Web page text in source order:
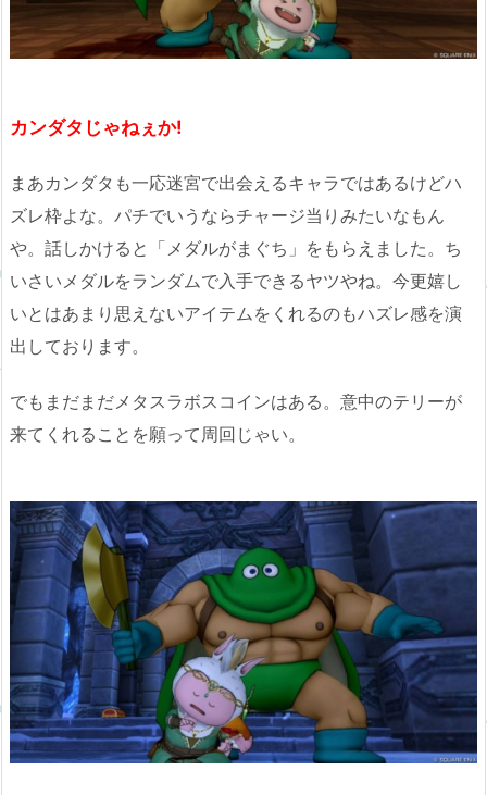
カンダタじゃねぇか!
まあカンダタも一応迷宮で出会えるキャラではあるけどハ
ズレ枠よな。パチでいうならチャージ当りみたいなもん
や。話しかけると「メダルがまぐち」をもらえました。ち
いさいメダルをランダムで入手できるヤツやね。今更嬉し
いとはあまり思えないアイテムをくれるのもハズレ感を演
出しております。
でもまだまだメタスラボスコインはある。意中のテリーが
来てくれることを願って周回じゃい。